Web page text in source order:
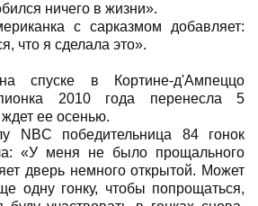
ничего в жизни».
с сарказмом добавляет:
что я сделала это».
спуске в Кортине-д'Ампеццо
2010 года перенесла 5
ее осенью.
NBC победительница 84 гонок
«У меня не было прощального
дверь немного открытой. Может
одну гонку, чтобы попрощаться,